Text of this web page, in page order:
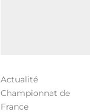
Actualité
Championnat de
France